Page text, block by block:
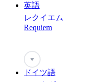
英語
レクイエム
Requiem
♥
ドイツ語